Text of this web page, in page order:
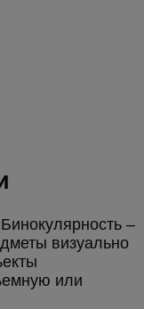
–
визуально
или